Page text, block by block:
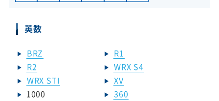
英数
BRZ
R1
R2
WRX S4
WRX STI
XV
1000
360